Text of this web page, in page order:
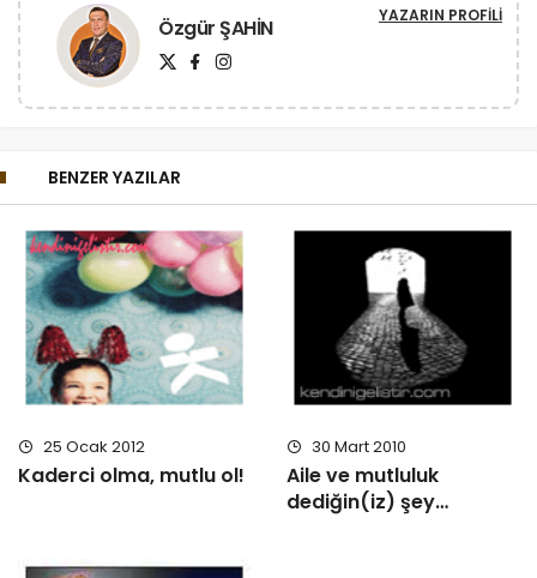
Özgür ŞAHİN YAZARIN PROFILI
BENZER YAZILAR
25 Ocak 2012
Kaderci olma, mutlu ol!
30 Mart 2010
Aile ve mutluluk
dediğin(iz) şey…